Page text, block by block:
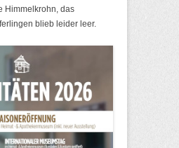
Himmelkrohn, das
blieb leider leer.